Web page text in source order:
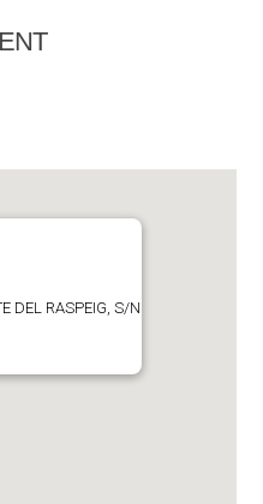
DEL RASPEIG, S/N